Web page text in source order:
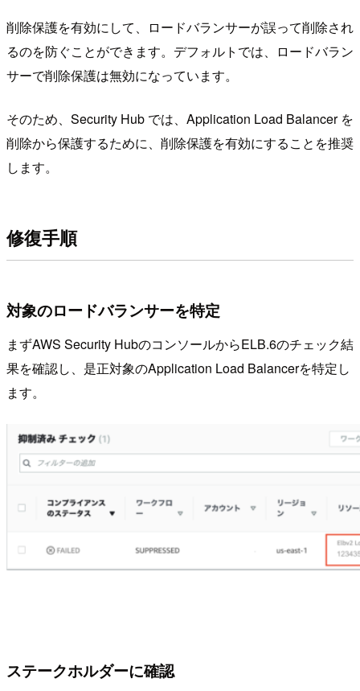
削除保護を有効にして、ロードバランサーが誤って削除され
るのを防ぐことができます。デフォルトでは、ロードバラン
サーで削除保護は無効になっています。
そのため、Security Hub では、Application Load Balancer を
削除から保護するために、削除保護を有効にすることを推奨
します。
修復手順
対象のロードバランサーを特定
まずAWS Security HubのコンソールからELB.6のチェック結
果を確認し、是正対象のApplication Load Balancerを特定し
ます。
ステークホルダーに確認